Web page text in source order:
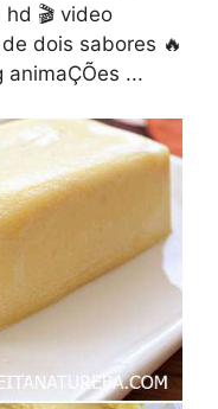
🎬 video
dois sabores 🔥
...